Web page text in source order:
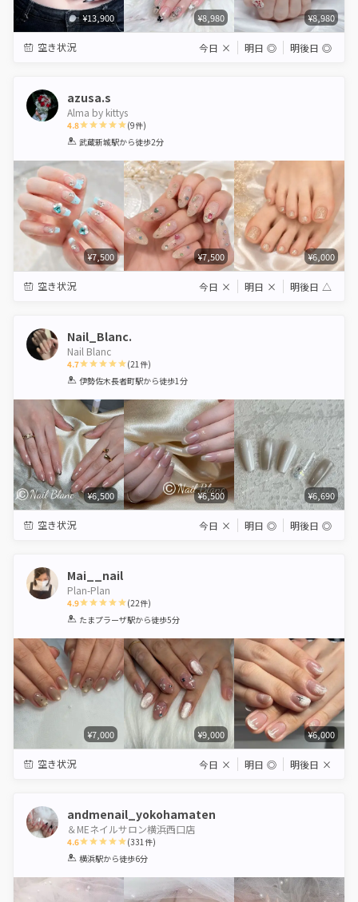
¥13,900 ¥8,980 ¥8,980
空き状況 今日 × 明日 ◎ 明後日 ◎
azusa.s
Alma by kittys
4.8
1 2 3 4 5
(9件)
武蔵新城駅から徒歩2分
¥7,500 ¥7,500 ¥6,000
空き状況 今日 × 明日 × 明後日 △
Nail_Blanc.
Nail Blanc
4.7
1 2 3 4 5
(21件)
伊勢佐木長者町駅から徒歩1分
¥6,500 ¥6,500 ¥6,690
空き状況 今日 × 明日 ◎ 明後日 ◎
Mai__nail
Plan-Plan
4.9
1 2 3 4 5
(22件)
たまプラーザ駅から徒歩5分
¥7,000 ¥9,000 ¥6,000
空き状況 今日 × 明日 ◎ 明後日 ×
andmenail_yokohamaten
＆MEネイルサロン横浜西口店
4.6
1 2 3 4 5
(331件)
横浜駅から徒歩6分